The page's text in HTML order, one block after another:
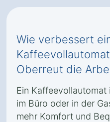
Wie verbessert
Oberreut die
Ein
im Büro oder in der
mehr Komfort und